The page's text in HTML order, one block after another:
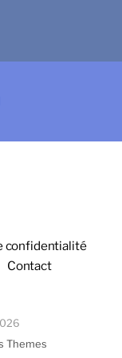
confidentialité
Contact
Themes